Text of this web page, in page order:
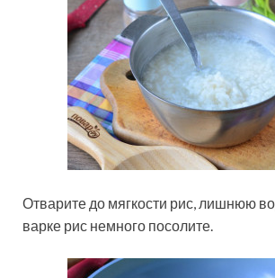
Отварите до мягкости рис, лишнюю
варке рис немного посолите.